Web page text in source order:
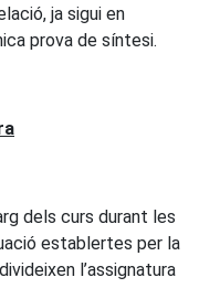
ja sigui en
prova de síntesi.
dels curs durant les
establertes per la
l’assignatura